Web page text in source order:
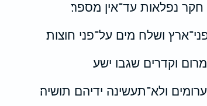
חקר נפלאות עד־אין מספר׃
ושלח מים על־פני חוצות׃
וקדרים שגבו ישע׃
ולא־תעשינה ידיהם תושיה׃